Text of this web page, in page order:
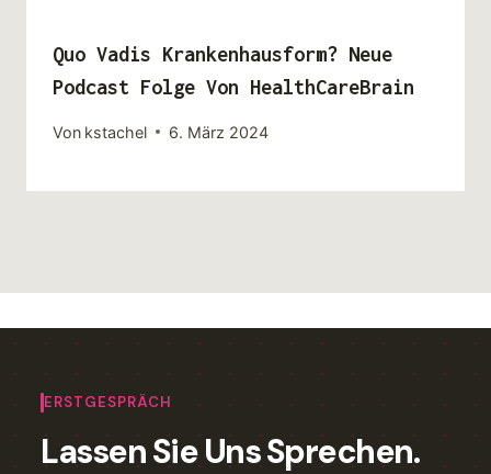
Quo Vadis Krankenhausform? Neue
Podcast Folge Von HealthCareBrain
Von kstachel 6. März 2024
ERSTGESPRÄCH
Lassen Sie Uns Sprechen.